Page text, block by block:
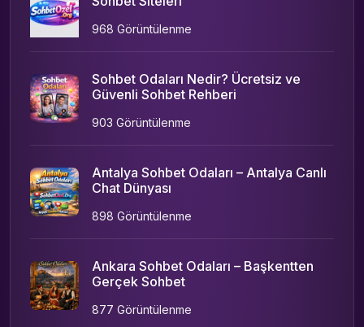
968 Görüntülenme
Sohbet Odaları Nedir? Ücretsiz ve
Güvenli Sohbet Rehberi
903 Görüntülenme
Antalya Sohbet Odaları – Antalya Canlı
Chat Dünyası
898 Görüntülenme
Ankara Sohbet Odaları – Başkentten
Gerçek Sohbet
877 Görüntülenme